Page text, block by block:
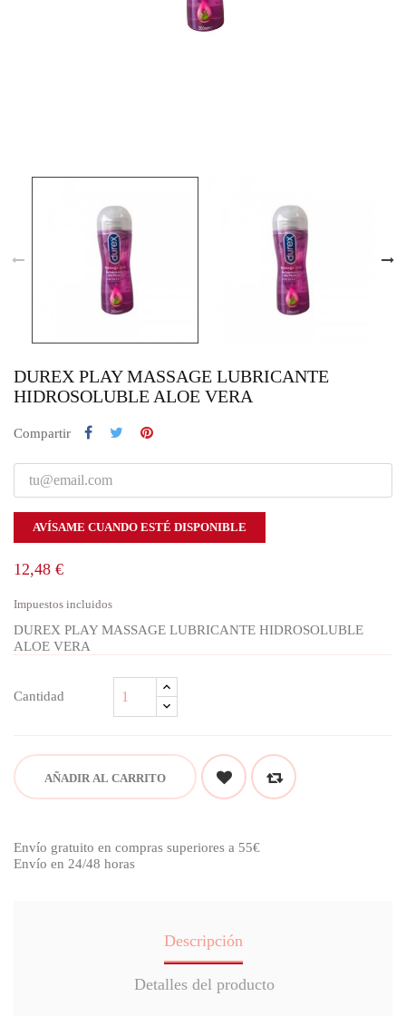
DUREX PLAY MASSAGE LUBRICANTE
HIDROSOLUBLE ALOE VERA
Compartir
AVÍSAME CUANDO ESTÉ DISPONIBLE
12,48 €
Impuestos incluidos
DUREX PLAY MASSAGE LUBRICANTE HIDROSOLUBLE
ALOE VERA
Cantidad
AÑADIR AL CARRITO
Envío gratuito en compras superiores a 55€
Envío en 24/48 horas
Descripción
Detalles del producto